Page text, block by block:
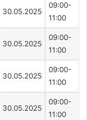
30.05.2025
09:00-
11:00
30.05.2025
09:00-
11:00
30.05.2025
09:00-
11:00
30.05.2025
09:00-
11:00